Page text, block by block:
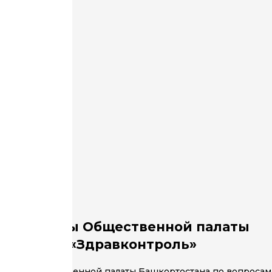
группы Общественной палаты
«Здравконтроль»